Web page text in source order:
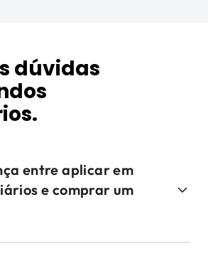
dúvidas
entre aplicar em
e comprar um